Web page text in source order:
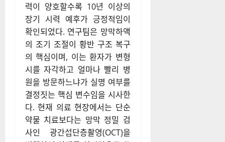
력이 양호할수록 10년 이상의
장기 시력 예후가 긍정적임이
확인되었다. 연구팀은 망막하액
의 조기 조절이 황반 구조 복구
의 핵심이며, 이는 환자가 변형
시를 자각하고 얼마나 빨리 병
원을 방문하느냐가 실명 여부를
결정짓는 핵심 변수임을 시사한
다. 현재 의료 현장에서는 단순
약물 치료보다는 망막 정밀 검
사인 광간섭단층촬영(OCT)을